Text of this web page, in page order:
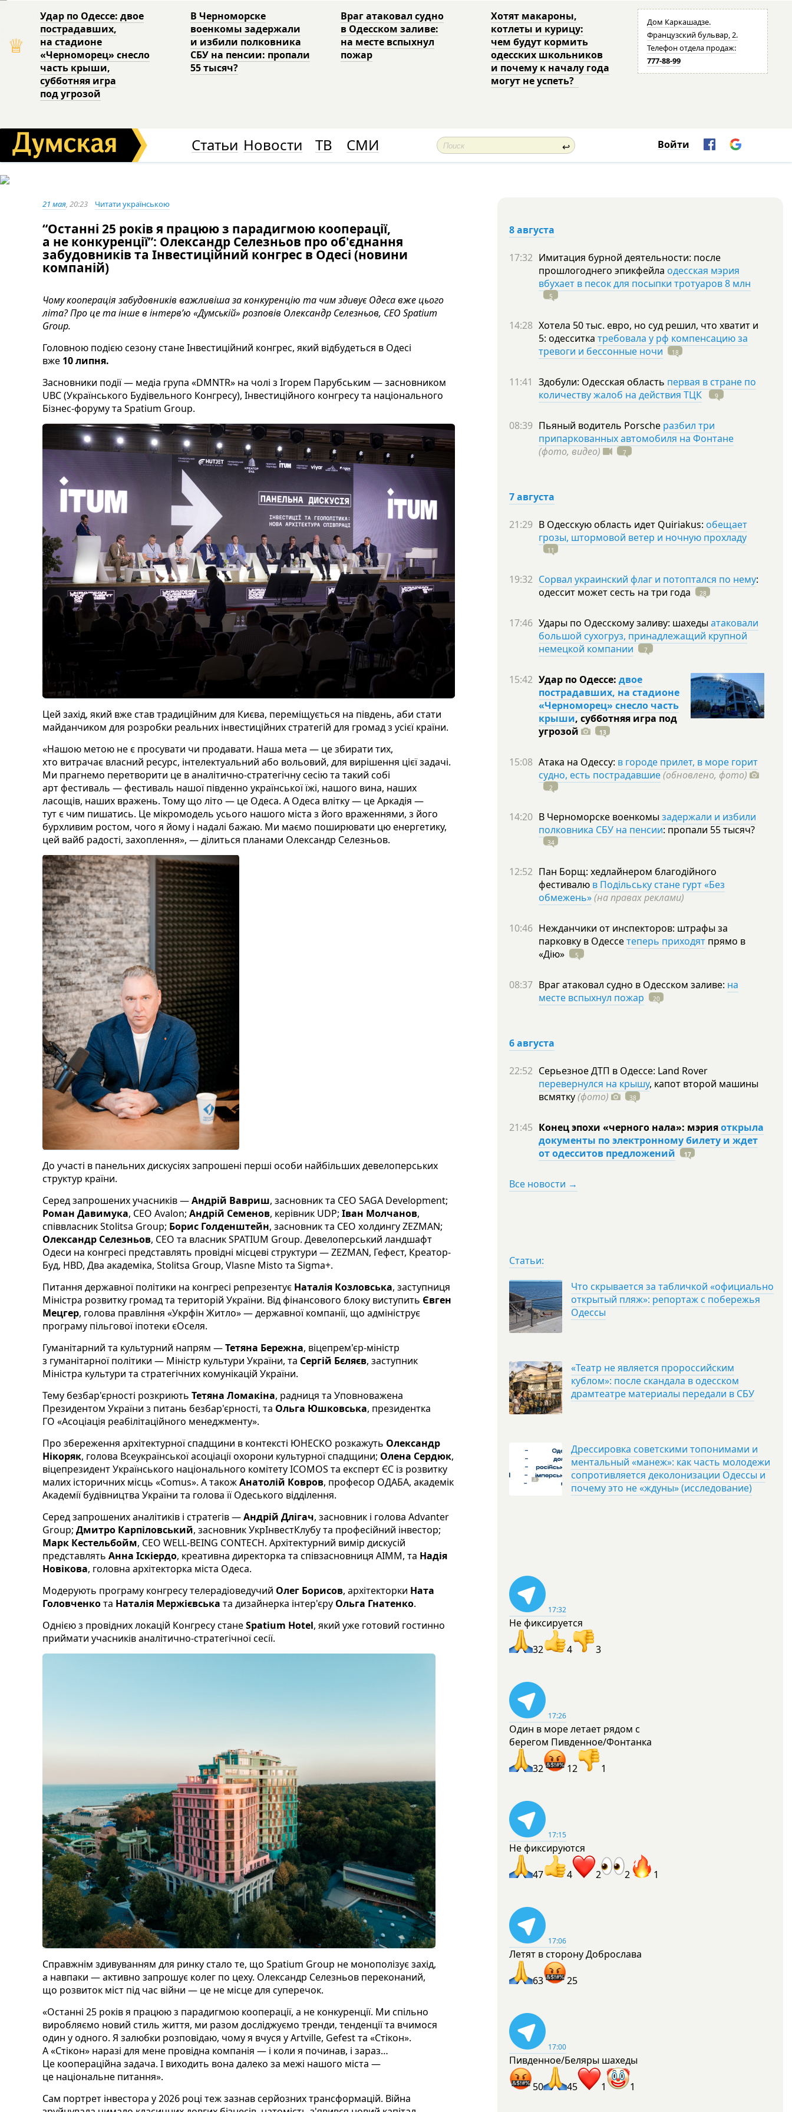
♕
Удар по Одессе: двое
пострадавших,
на стадионе
«Черноморец» снесло
часть крыши,
субботняя игра
под угрозой
В Черноморске
военкомы задержали
и избили полковника
СБУ на пенсии: пропали
55 тысяч?
Враг атаковал судно
в Одесском заливе:
на месте вспыхнул
пожар
Хотят макароны,
котлеты и курицу:
чем будут кормить
одесских школьников
и почему к началу года
могут не успеть?
Дом Каркашадзе.
Французский бульвар, 2.
Телефон отдела продаж:
777-88-99
Статьи Новости ТВ СМИ ↩ Войти
21 мая, 20:23 Читати українською
“Останні 25 років я працюю з парадигмою кооперації,
а не конкуренції”: Олександр Селезньов про об'єднання
забудовників та Інвестиційний конгрес в Одесі (новини
компаній)
Чому кооперація забудовників важливіша за конкуренцію та чим здивує Одеса вже цього
літа? Про це та інше в інтерв’ю «Думській» розповів Олександр Селезньов, CEO Spatium
Group.
Головною подією сезону стане Інвестиційний конгрес, який відбудеться в Одесі
вже 10 липня.
Засновники події — медіа група «DMNTR» на чолі з Ігорем Парубським — засновником
UBC (Українського Будівельного Конгресу), Інвестиційного конгресу та національного
Бізнес-форуму та Spatium Group.
Цей захід, який вже став традиційним для Києва, переміщується на південь, аби стати
майданчиком для розробки реальних інвестиційних стратегій для громад з усієї країни.
«Нашою метою не є просувати чи продавати. Наша мета — це збирати тих,
хто витрачає власний ресурс, інтелектуальний або вольовий, для вирішення цієї задачі.
Ми прагнемо перетворити це в аналітично-стратегічну сесію та такий собі
арт фестиваль — фестиваль нашої південно української їжі, нашого вина, наших
ласощів, наших вражень. Тому що літо — це Одеса. А Одеса влітку — це Аркадія —
тут є чим пишатись. Це мікромодель усього нашого міста з його враженнями, з його
бурхливим ростом, чого я йому і надалі бажаю. Ми маємо поширювати цю енергетику,
цей вайб радості, захоплення», — ділиться планами Олександр Селезньов.
До участі в панельних дискусіях запрошені перші особи найбільших девелоперських
структур країни.
Серед запрошених учасників —Андрій Вавриш, засновник та CEO SAGA Development;
Роман Давимука, CEO Avalon; Андрій Семенов, керівник UDP; Іван Молчанов,
співвласник Stolitsa Group; Борис Голденштейн, засновник та CEO холдингу ZEZMAN;
Олександр Селезньов, CEO та власник SPATIUM Group. Девелоперський ландшафт
Одеси на конгресі представлять провідні місцеві структури — ZEZMAN, Гефест, Креатор-
Буд, HBD, Два академіка, Stolitsa Group, Vlasne Misto та Sigma+.
Питання державної політики на конгресі репрезентує Наталія Козловська, заступниця
Міністра розвитку громад та територій України. Від фінансового блоку виступить Євген
Мецгер, голова правління «Укрфін Житло» — державної компанії, що адмініструє
програму пільгової іпотеки єОселя.
Гуманітарний та культурний напрям —Тетяна Бережна, віцепрем'єр-міністр
з гуманітарної політики — Міністр культури України, та Сергій Бєляєв, заступник
Міністра культури та стратегічних комунікацій України.
Тему безбар'єрності розкриють Тетяна Ломакіна, радниця та Уповноважена
Президентом України з питань безбар'єрності, та Ольга Юшковська, президентка
ГО «Асоціація реабілітаційного менеджменту».
Про збереження архітектурної спадщини в контексті ЮНЕСКО розкажуть Олександр
Нікоряк, голова Всеукраїнської асоціації охорони культурної спадщини; Олена Сердюк,
віцепрезидент Українського національного комітету ICOMOS та експерт ЄС із розвитку
малих історичних місць «Comus». А такожАнатолій Ковров, професор ОДАБА, академік
Академії будівництва України та голова її Одеського відділення.
Серед запрошених аналітиків і стратегів —Андрій Длігач, засновник і голова Advanter
Group; Дмитро Карпіловський, засновник УкрІнвестКлубу та професійний інвестор;
Марк Кестельбойм, CEO WELL-BEING CONTECH. Архітектурний вимір дискусій
представлять Анна Іскіердо, креативна директорка та співзасновниця AIMM, та Надія
Новікова, головна архітекторка міста Одеса.
Модерують програму конгресу телерадіоведучий Олег Борисов, архітекторки Ната
Головченкота Наталія Мержієвська та дизайнерка інтер'єру Ольга Гнатенко.
Однією з провідних локацій Конгресу станеSpatium Hotel, який уже готовий гостинно
приймати учасників аналітично-стратегічної сесії.
Справжнім здивуванням для ринку стало те, що Spatium Group не монополізує захід,
а навпаки — активно запрошує колег по цеху. Олександр Селезньов переконаний,
що розвиток міст під час війни — це не місце для суперечок.
«Останні 25 років я працюю з парадигмою кооперації, а не конкуренції. Ми спільно
виробляємо новий стиль життя, ми разом досліджуємо тренди, тенденції та вчимося
один у одного. Я залюбки розповідаю, чому я вчуся у Artville, Gefest та «Стікон».
А «Стікон» наразі для мене провідна компанія — і коли я починав, і зараз…
Це коопераційна задача. І виходить вона далеко за межі нашого міста —
це національне питання».
Сам портрет інвестора у 2026 році теж зазнав серйозних трансформацій. Війна
8 августа
17:32 Имитация бурной деятельности: после
прошлогоднего эпикфейла одесская мэрия
вбухает в песок для посыпки тротуаров 8 млн
5
14:28 Хотела 50 тыс. евро, но суд решил, что хватит и
5: одесситка требовала у рф компенсацию за
тревоги и бессонные ночи
18
11:41 Здобули: Одесская область первая в стране по
количеству жалоб на действия ТЦК
9
08:39 Пьяный водитель Porsche разбил три
припаркованных автомобиля на Фонтане
(фото, видео)
7
7 августа
21:29 В Одесскую область идет Quiriakus: обещает
грозы, штормовой ветер и ночную прохладу
11
19:32 Сорвал украинский флаг и потоптался по нему:
одессит может сесть на три года 28
17:46 Удары по Одесскому заливу: шахеды атаковали
большой сухогруз, принадлежащий крупной
немецкой компании
7
15:42 Удар по Одессе: двое
пострадавших, на стадионе
«Черноморец» снесло часть
крыши, субботняя игра под
угрозой
13
15:08 Атака на Одессу: в городе прилет, в море горит
судно, есть пострадавшие(обновлено, фото)
2
14:20 В Черноморске военкомы задержали и избили
полковника СБУ на пенсии: пропали 55тысяч?
34
12:52 Пан Борщ: хедлайнером благодійного
фестивалю в Подільську стане гурт «Без
обмежень»(на правах реклами)
10:46 Нежданчики от инспекторов: штрафы за
парковку в Одессетеперь приходят прямо в
«Дію»
5
08:37 Враг атаковал судно в Одесском заливе: на
месте вспыхнул пожар
20
6 августа
22:52 Серьезное ДТП в Одессе: Land Rover
перевернулся на крышу, капот второй машины
всмятку(фото) 38
21:45 Конец эпохи «черного нала»: мэрияоткрыла
документы по электронному билету и ждет
от одесситов предложений
17
Все новости →
Статьи:
Что скрывается за табличкой «официально
открытый пляж»: репортаж с побережья
Одессы
«Театр не является пророссийским
кублом»: после скандала в одесском
драмтеатре материалы передали в СБУ
Дрессировка советскими топонимами и
ментальный «манеж»: как часть молодежи
сопротивляется деколонизации Одессы и
почему это не «ждуны» (исследование)
17:32
Не фиксируется
32 4 3
17:26
Один в море летает рядом с
берегом Пивденное/Фонтанка
32 12 1
17:15
Не фиксируются
47 4 2 2 1
17:06
Летят в сторону Доброслава
63 25
17:00
Пивденное/Беляры шахеды
50 45 1 1